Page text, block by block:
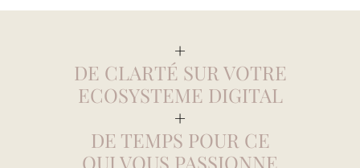
+
DE CLARTÉ SUR VOTRE
ECOSYSTEME DIGITAL
+
DE TEMPS POUR CE
QUI VOUS PASSIONNE